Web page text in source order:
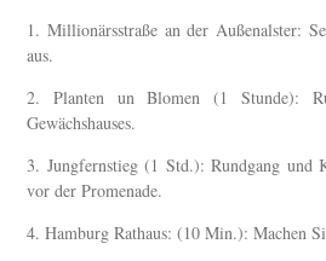
1. Millionärsstraße an der Außenalster:
aus.
2. Planten un Blomen (1 Stunde):
Gewächshauses.
3. Jungfernstieg (1 Std.): Rundgang und
vor der Promenade.
4. Hamburg Rathaus: (10 Min.): Machen